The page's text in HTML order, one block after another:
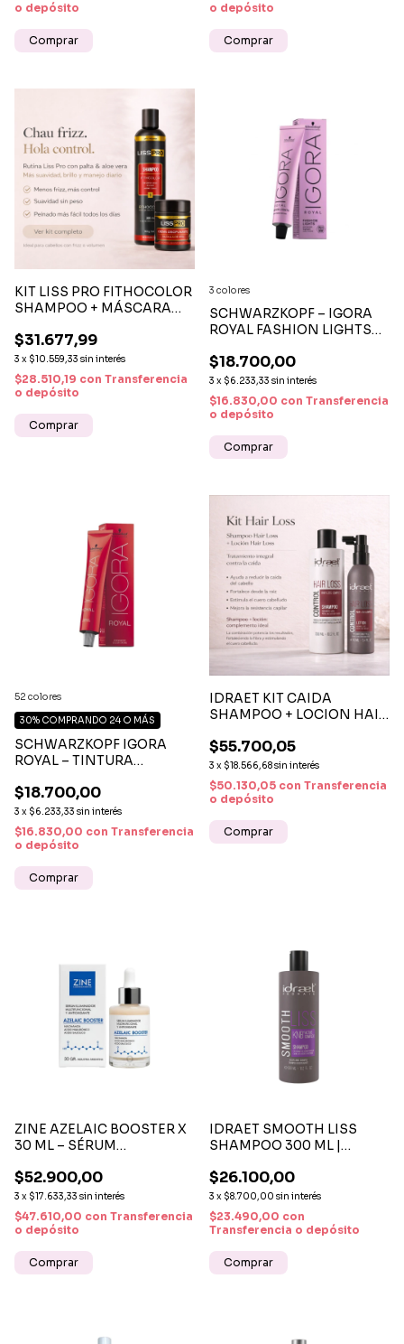
o depósito
o depósito
KIT LISS PRO FITHOCOLOR
SHAMPOO + MÁSCARA
$31.677,99
3 x $10.559,33 sin interés
$28.510,19 con Transferencia
o depósito
SCHWARZKOPF – IGORA
ROYAL FASHION LIGHTS
$18.700,00
3 x $6.233,33 sin interés
$16.830,00 con Transferencia
o depósito
3 colores
Comprar
SCHWARZKOPF IGORA
ROYAL – TINTURA
INTENSO Y DURADERO
$18.700,00
3 x $6.233,33 sin interés
30% COMPRANDO 24 O MÁS
$16.830,00 con Transferencia
o depósito
52 colores
Comprar
IDRAET KIT CAIDA
SHAMPOO + LOCION HAIR
$55.700,05
3 x $18.566,68sin interés
$50.130,05 con Transferencia
o depósito
ZINE AZELAIC BOOSTER X
30 ML – SÉRUM
ANTIIMPERFECCIONES
CON ÁCIDO AZELAICO Y
NIACINAMIDA
$52.900,00
3 x $17.633,33 sin interés
$47.610,00 con Transferencia
o depósito
IDRAET SMOOTH LISS
SHAMPOO 300 ML |
CONTROL DEL FRIZZ
$26.100,00
3 x $8.700,00 sin interés
$23.490,00 con
Transferencia o depósito